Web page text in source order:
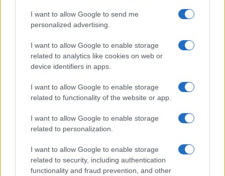
I want to allow Google to send me
personalized advertising.
I want to allow Google to enable storage
related to analytics like cookies on web or
device identifiers in apps.
I want to allow Google to enable storage
related to functionality of the website or app.
I want to allow Google to enable storage
related to personalization.
I want to allow Google to enable storage
related to security, including authentication
functionality and fraud prevention, and other
választás kimenetelét illetően, ugyanakkor
ismét hangsúlyozta, hogy Trump és Orbán
kapcsolata kedvezően hat a két ország
viszonyára.
Magyar Nemzetaz eseménnyel
kapcsolatban arról írt, hogy az amerikai
külügyminiszter látogatása során Donald
Trump esetleges budapesti útját is